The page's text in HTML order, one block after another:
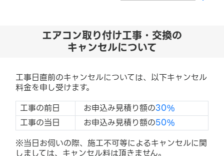
エアコン取り付け工事・交換の
キャンセルについて
工事日直前のキャンセルについては、以下キャンセル
料金を申し受けます。
工事の前日
お申込み見積り額の30%
工事の当日
お申込み見積り額の50%
※当日お伺いの際、施工不可等によるキャンセルに関
しましては、キャンセル料は頂きません。